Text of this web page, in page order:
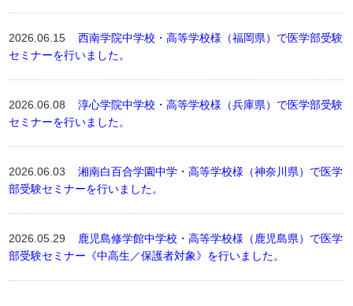
2026.06.15西南学院中学校・高等学校様（福岡県）で医学部受験
セミナーを行いました。
2026.06.08淳心学院中学校・高等学校様（兵庫県）で医学部受験
セミナーを行いました。
2026.06.03湘南白百合学園中学・高等学校様（神奈川県）で医学
部受験セミナーを行いました。
2026.05.29
鹿児島修学館中学校・高等学校様（鹿児島県）で医学
部受験セミナー《中高生／保護者対象》を行いました。